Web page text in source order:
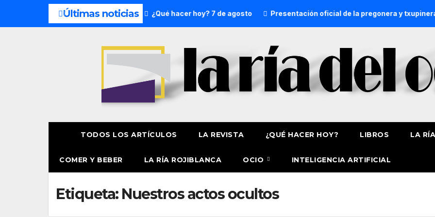
Últimas noticias
del fin de semana: 8 y 9 de agosto ¿Qué hacer hoy? 7 de agosto Presentación oficial de la pregonera y txupinera
TODOS LOS ARTÍCULOS LA REVISTA ¿QUÉ HACER HOY? LIBROS LA
COMER Y BEBER LA RÍA ROJIBLANCA OCIO INTELIGENCIA ARTIFICIAL
Etiqueta: Nuestros actos ocultos